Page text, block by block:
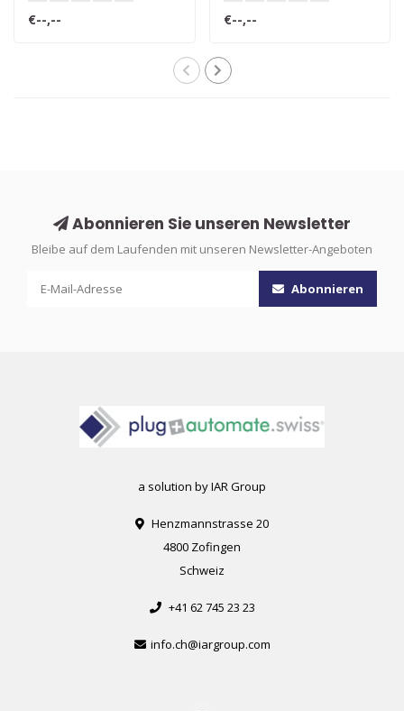
€--,-- €--,--
Abonnieren Sie unseren Newsletter
Bleibe auf dem Laufenden mit unseren Newsletter-Angeboten
Abonnieren
a solution by IAR Group
Henzmannstrasse 20
4800 Zofingen
Schweiz
+41 62 745 23 23
info.ch@iargroup.com